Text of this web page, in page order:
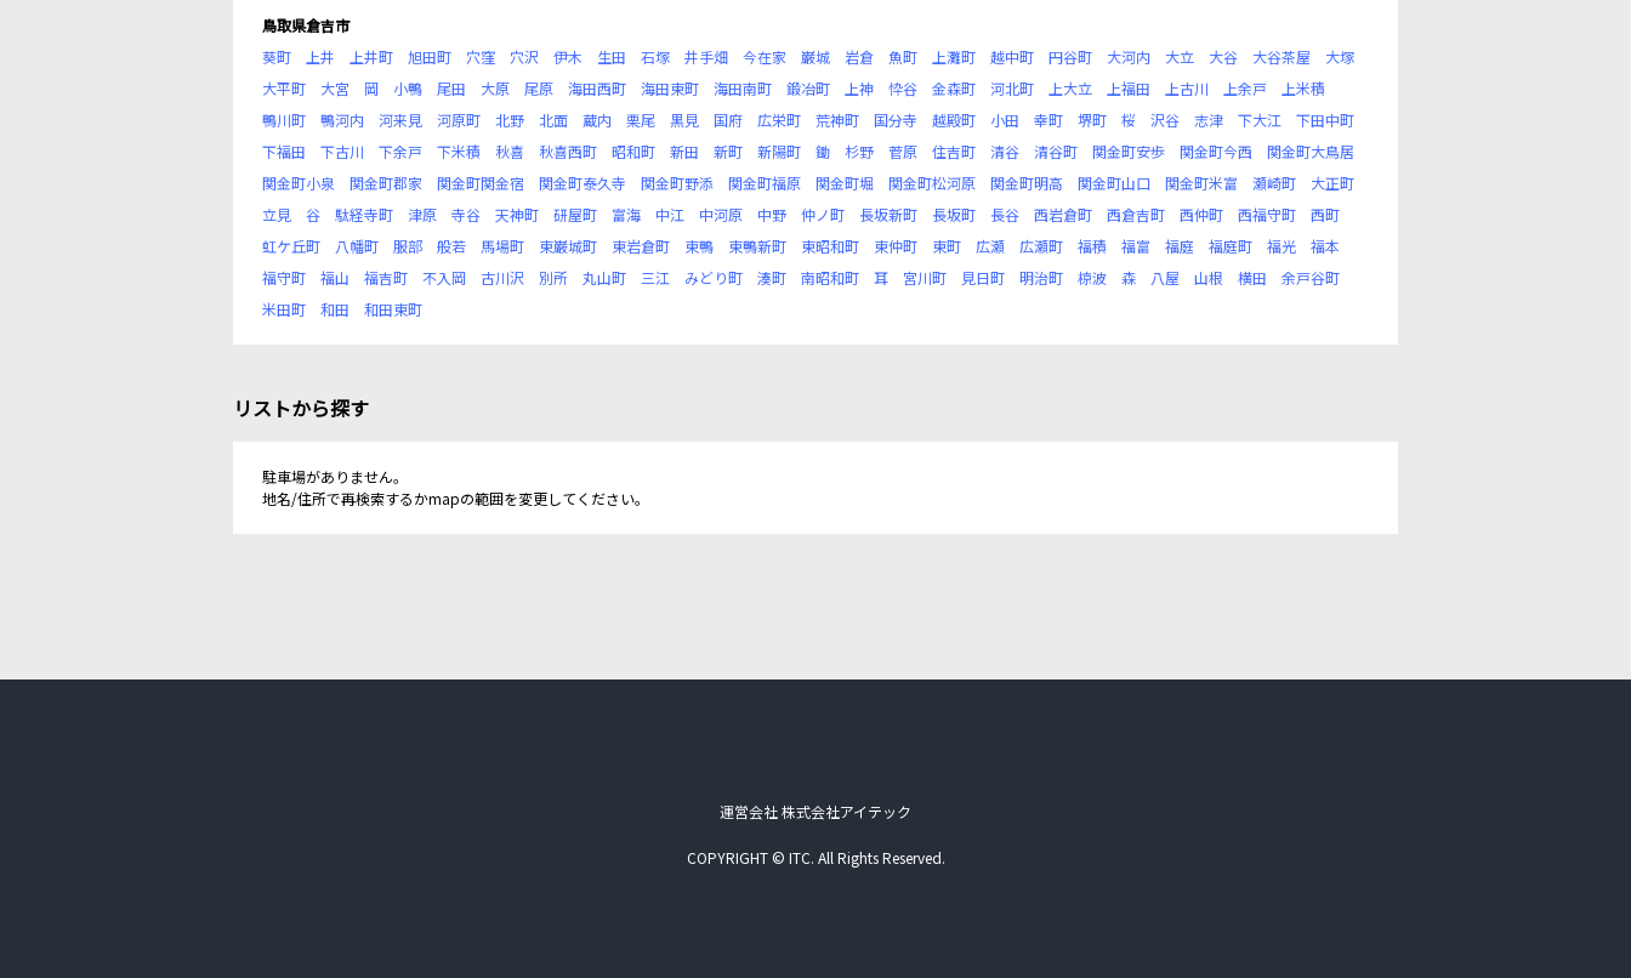
鳥取県倉吉市
葵町
上井 上井町 旭田町 穴窪 穴沢 伊木 生田 石塚 井手畑 今在家 巌城 岩倉 魚町 上灘町 越中町 円谷町 大河内 大立 大谷 大谷茶屋
大塚
大平町
大宮 岡 小鴨 尾田 大原 尾原 海田西町 海田東町 海田南町 鍛冶町 上神 忰谷 金森町 河北町 上大立 上福田 上古川 上余戸
上米積
鴨川町
鴨河内 河来見 河原町 北野 北面 蔵内 栗尾 黒見 国府 広栄町 荒神町 国分寺 越殿町 小田 幸町 堺町 桜 沢谷 志津 下大江
下田中町
下福田
下古川 下余戸 下米積 秋喜 秋喜西町 昭和町 新田 新町 新陽町 鋤 杉野 菅原 住吉町 清谷 清谷町 関金町安歩 関金町今西
関金町大鳥居
関金町小泉
関金町郡家 関金町関金宿 関金町泰久寺 関金町野添 関金町福原 関金町堀 関金町松河原 関金町明高 関金町山口 関金町米富 瀬崎町
大正町
立見
谷 駄経寺町 津原 寺谷 天神町 研屋町 富海 中江 中河原 中野 仲ノ町 長坂新町 長坂町 長谷 西岩倉町 西倉吉町 西仲町 西福守町
西町
虹ケ丘町
八幡町 服部 般若 馬場町 東巌城町 東岩倉町 東鴨 東鴨新町 東昭和町 東仲町 東町 広瀬 広瀬町 福積 福富 福庭 福庭町 福光
福本
福守町
福山 福吉町 不入岡 古川沢 別所 丸山町 三江 みどり町 湊町 南昭和町 耳 宮川町 見日町 明治町 椋波 森 八屋 山根 横田
余戸谷町
米田町
和田 和田東町
リストから探す
駐車場がありません。
地名/住所で再検索するかmapの範囲を変更してください。
運営会社 株式会社アイテック
COPYRIGHT © ITC. All Rights Reserved.